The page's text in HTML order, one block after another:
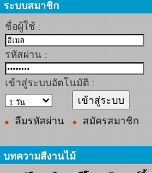
ระบบสมาชิก
ชื่อผู้ใช้ :
รหัสผ่าน :
เข้าสู่ระบบอัตโนมัติ :
ลืมรหัสผ่าน สมัครสมาชิก
บทความสีงานไม้